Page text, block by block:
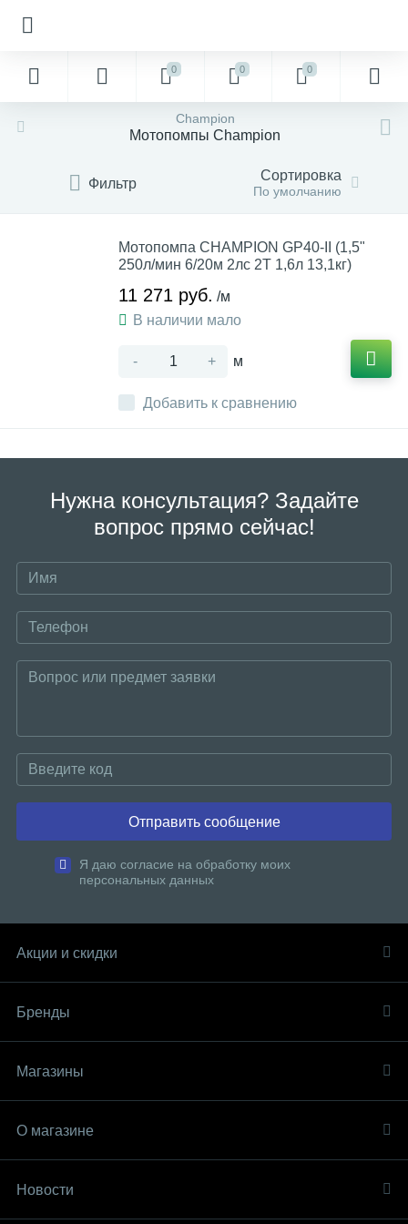
0 0 0
Champion
Мотопомпы Champion
Фильтр Сортировка
По умолчанию
Мотопомпа CHAMPION GP40-II (1,5"
250л/мин 6/20м 2лс 2Т 1,6л 13,1кг)
11 271 руб. /м
В наличии мало
- + м
Добавить к сравнению
Нужна консультация? Задайте
вопрос прямо сейчас!
Отправить сообщение
Я даю согласие на обработку моих
персональных данных
Акции и скидки
Бренды
Магазины
О магазине
Новости